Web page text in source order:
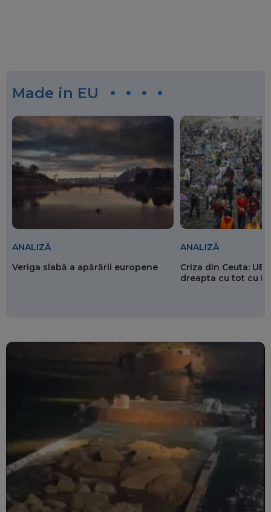
Made in EU
ANALIZĂ
Veriga slabă a apărării europene
ANALIZĂ
Criza din Ceuta: UE
dreapta cu tot cu